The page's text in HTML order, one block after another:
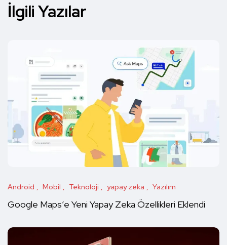
İlgili Yazılar
Android Mobil Teknoloji yapay zeka Yazılım
Google Maps’e Yeni Yapay Zeka Özellikleri Eklendi